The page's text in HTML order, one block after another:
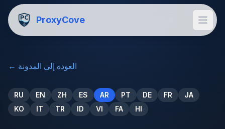
ProxyCove
← العودة إلى المدونة
RU EN ZH ES AR PT DE FR
JA
KO
IT TR ID VI FA HI